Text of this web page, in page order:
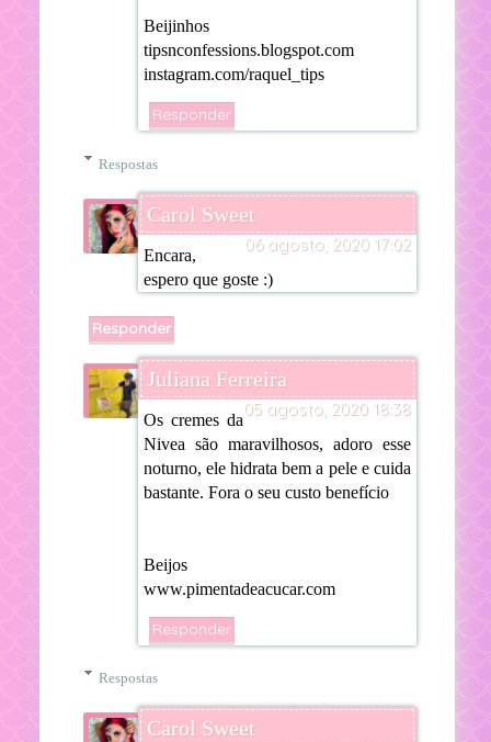
Beijinhos
tipsnconfessions.blogspot.com
instagram.com/raquel_tips
Responder
Respostas
Carol Sweet
06 agosto, 2020 17:02
Encara,
espero que goste :)
Responder
Juliana Ferreira
05 agosto, 2020 18:38
Os cremes da
Nivea são maravilhosos, adoro esse
noturno, ele hidrata bem a pele e cuida
bastante. Fora o seu custo benefício
Beijos
www.pimentadeacucar.com
Responder
Respostas
Carol Sweet